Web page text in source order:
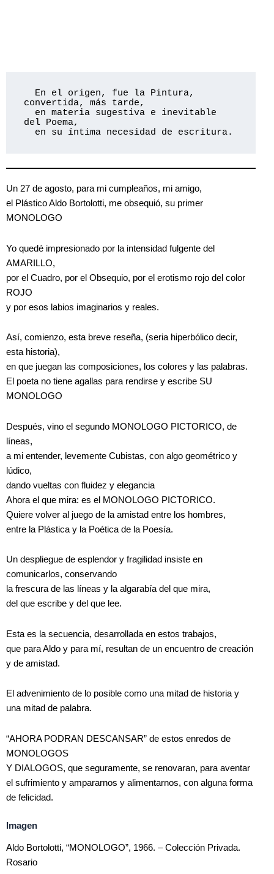
convertida, más tarde,
del Poema,
  en su íntima necesidad de escritura.
Un 27 de agosto, para mi cumpleaños, mi amigo,
el Plástico Aldo Bortolotti, me obsequió, su primer
MONOLOGO
Yo quedé impresionado por la intensidad fulgente del
AMARILLO,
por el Cuadro, por el Obsequio, por el erotismo rojo del color
ROJO
y por esos labios imaginarios y reales.
Así, comienzo, esta breve reseña, (seria hiperbólico decir,
esta historia),
en que juegan las composiciones, los colores y las palabras.
El poeta no tiene agallas para rendirse y escribe SU
MONOLOGO
Después, vino el segundo MONOLOGO PICTORICO, de
líneas,
a mi entender, levemente Cubistas, con algo geométrico y
lúdico,
dando vueltas con fluidez y elegancia
Ahora el que mira: es el MONOLOGO PICTORICO.
Quiere volver al juego de la amistad entre los hombres,
entre la Plástica y la Poética de la Poesía.
Un despliegue de esplendor y fragilidad insiste en
comunicarlos, conservando
la frescura de las líneas y la algarabía del que mira,
del que escribe y del que lee.
Esta es la secuencia, desarrollada en estos trabajos,
que para Aldo y para mí, resultan de un encuentro de creación
y de amistad.
El advenimiento de lo posible como una mitad de historia y
una mitad de palabra.
“AHORA PODRAN DESCANSAR” de estos enredos de
MONOLOGOS
Y DIALOGOS, que seguramente, se renovaran, para aventar
el sufrimiento y ampararnos y alimentarnos, con alguna forma
de felicidad.
Imagen
Aldo Bortolotti, “MONOLOGO”, 1966. – Colección Privada.
Rosario